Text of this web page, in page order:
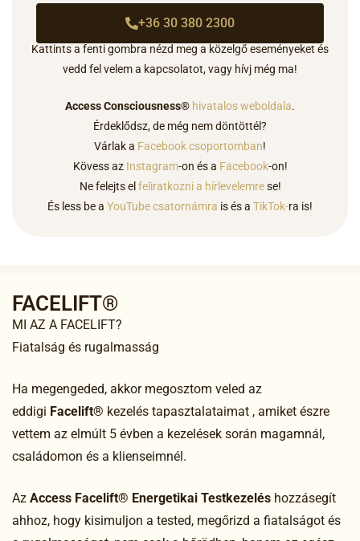
+36 30 380 2300
Kattints a fenti gombra nézd meg a közelgő eseményeket és
vedd fel velem a kapcsolatot,vagy hívj még ma!
Access Consciousness® hivatalos weboldala.
Érdeklődsz, de még nem döntöttél?
Várlak a Facebook csoportomban!
Kövess az Instagram-on és a Facebook-on!
Ne felejts el feliratkozni a hírlevelemrese!
És less be a YouTube csatornámra is és a TikTok-ra is!
FACELIFT®
MI AZ A FACELIFT?
Fiatalság és rugalmasság
Ha megengeded, akkor megosztom veled az
eddigi Facelift® kezelés tapasztalataimat , amiket észre
vettem az elmúlt 5 évben a kezelések során magamnál,
családomon és a klienseimnél.
Az Access Facelift® Energetikai Testkezelés hozzásegít
ahhoz, hogy kisimuljon a tested, megőrizd a fiatalságot és